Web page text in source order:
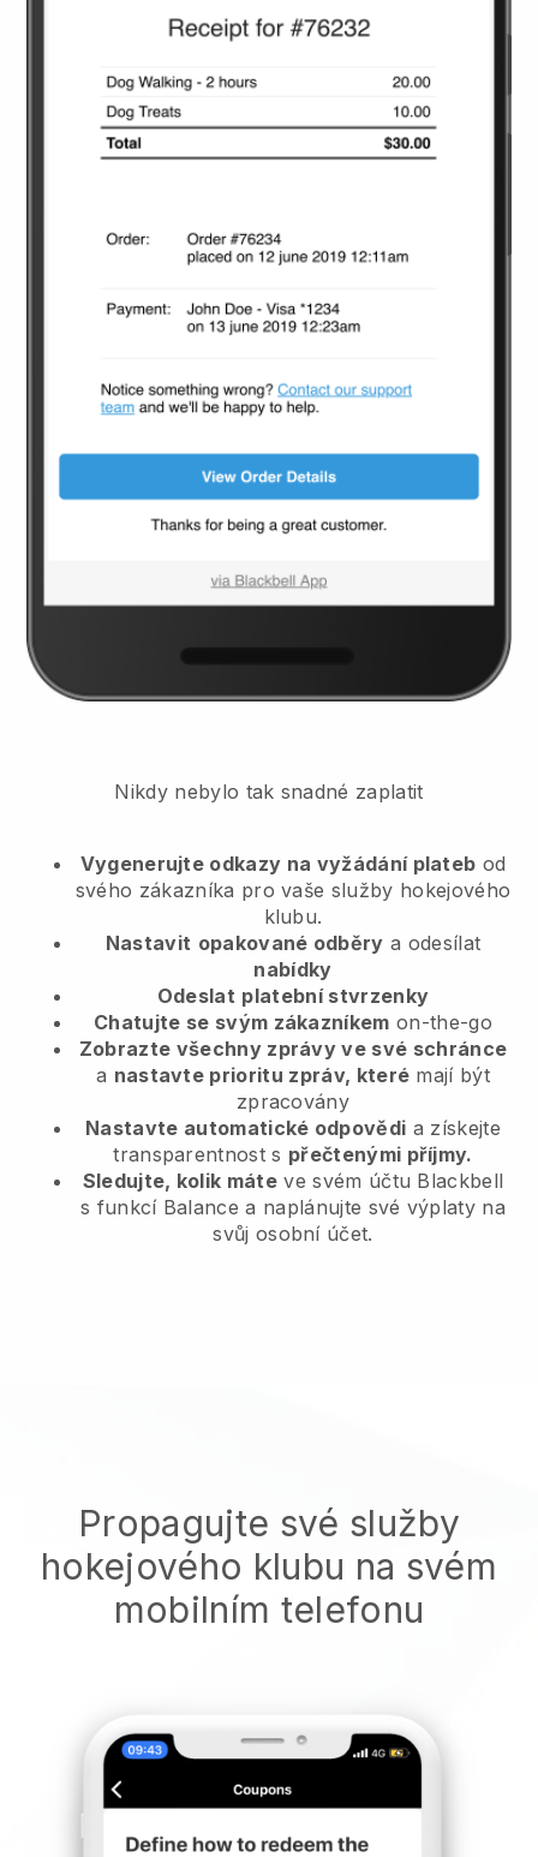
Nikdy nebylo tak snadné zaplatit
Vygenerujte odkazy na vyžádání plateb od
svého zákazníka pro vaše služby hokejového
klubu.
Nastavit opakované odběry a odesílat
nabídky
Odeslat platební stvrzenky
Chatujte se svým zákazníkem on-the-go
Zobrazte všechny zprávy ve své schránce
a nastavte prioritu zpráv, které mají být
zpracovány
Nastavte automatické odpovědi a získejte
transparentnost s přečtenými příjmy.
Sledujte, kolik máte ve svém účtu Blackbell
s funkcí Balance a naplánujte své výplaty na
svůj osobní účet.
Propagujte své služby
hokejového klubu na svém
mobilním telefonu